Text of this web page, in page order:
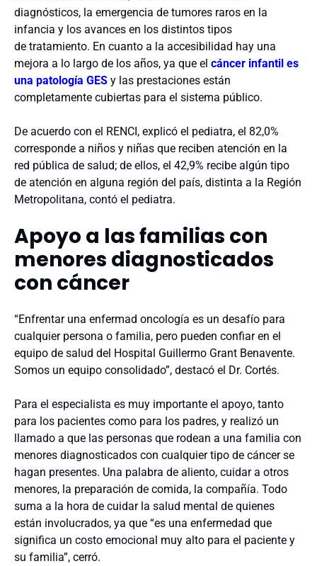
diagnósticos, la emergencia de tumores raros en la
infancia y los avances en los distintos tipos
de tratamiento. En cuanto a la accesibilidad hay una
mejora a lo largo de los años, ya que el cáncer infantil es
una patología GES y las prestaciones están
completamente cubiertas para el sistema público.
De acuerdo con el RENCI, explicó el pediatra, el 82,0%
corresponde a niños y niñas que reciben atención en la
red pública de salud; de ellos, el 42,9% recibe algún tipo
de atención en alguna región del país, distinta a la Región
Metropolitana, contó el pediatra.
Apoyo a las familias con
menores diagnosticados
con cáncer
“Enfrentar una enfermad oncología es un desafío para
cualquier persona o familia, pero pueden confiar en el
equipo de salud del Hospital Guillermo Grant Benavente.
Somos un equipo consolidado”, destacó el Dr. Cortés.
Para el especialista es muy importante el apoyo, tanto
para los pacientes como para los padres, y realizó un
llamado a que las personas que rodean a una familia con
menores diagnosticados con cualquier tipo de cáncer se
hagan presentes. Una palabra de aliento, cuidar a otros
menores, la preparación de comida, la compañía. Todo
suma a la hora de cuidar la salud mental de quienes
están involucrados, ya que “es una enfermedad que
significa un costo emocional muy alto para el paciente y
su familia”, cerró.